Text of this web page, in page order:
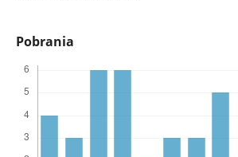
Pobrania